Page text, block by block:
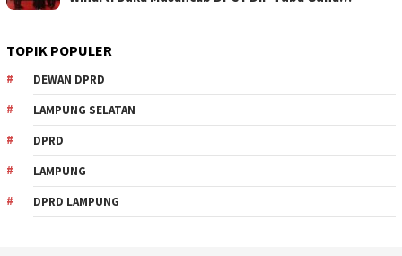
TOPIK POPULER
DEWAN DPRD
LAMPUNG SELATAN
DPRD
LAMPUNG
DPRD LAMPUNG